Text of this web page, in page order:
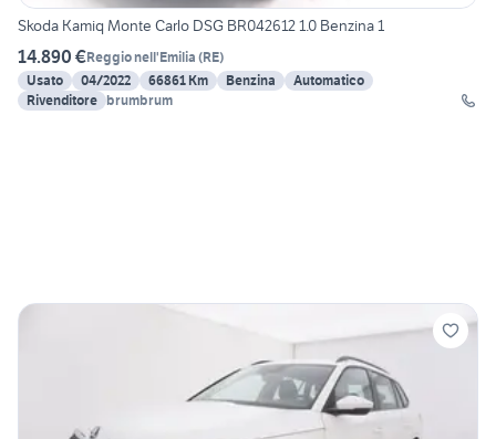
Skoda Kamiq Monte Carlo DSG BR042612 1.0 Benzina 1
14.890 €Reggio nell'Emilia (RE)
Usato
04/2022 66861 Km Benzina
Automatico
Rivenditore brumbrum